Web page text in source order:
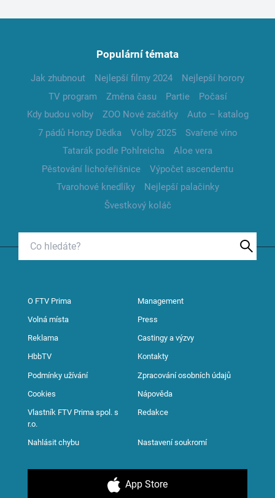
Populární témata
Jak zhubnout Nejlepší filmy 2024
Nejlepší horory
TV program
Změna času Partie
Počasí
Kdy budou volby
ZOO Nové začátky
Auto – katalog
7 pádů Honzy Dědka
Volby 2025
Svařené víno
Tatarák podle Pohlreicha
Aloe vera
Pěstování lichořeřišnice
Výpočet ascendentu
Tvarohové knedlíky
Nejlepší palačinky
Švestkový koláč
O FTV Prima Management
Volná místa Press
Reklama Castingy a výzvy
HbbTV Kontakty
Podmínky užívání Zpracování osobních údajů
Cookies Nápověda
Vlastník FTV Prima spol. s
r.o.
Redakce
Nahlásit chybu Nastavení soukromí
App Store